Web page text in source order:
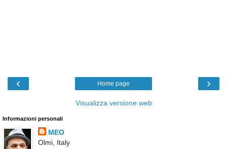
‹ ›
Home page
Visualizza versione web
Informazioni personali
MEO
Olmi, Italy